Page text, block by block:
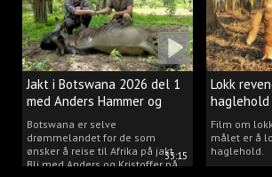
33:15
Jakt i Botswana 2026 del 1
med Anders Hammer og
Kristoffer
Botswana er selve
drømmelandet for de som
ønsker å reise til Afrika på jakt.
Bli med Anders og Kristoffer på
Lokk
Clausen
Film om
målet er å
haglehold.